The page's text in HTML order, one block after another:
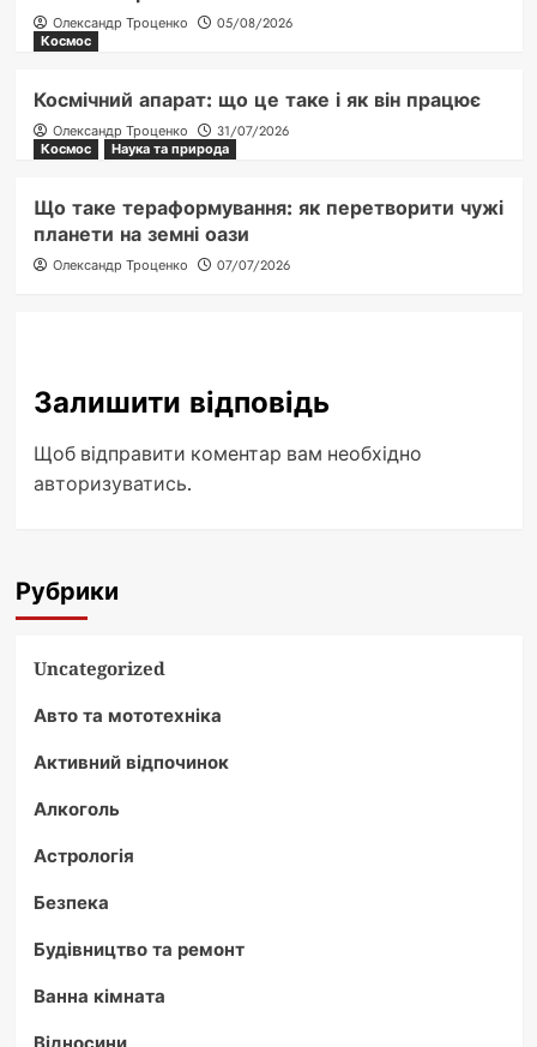
Олександр Троценко
05/08/2026
Космос
Космічний апарат: що це таке і як він працює
Олександр Троценко
31/07/2026
Космос
Наука та природа
Що таке тераформування: як перетворити чужі
планети на земні оази
Олександр Троценко 07/07/2026
Залишити відповідь
Щоб відправити коментар вам необхідно
авторизуватись.
Рубрики
Uncategorized
Авто та мототехніка
Активний відпочинок
Алкоголь
Астрологія
Безпека
Будівництво та ремонт
Ванна кімната
Відносини